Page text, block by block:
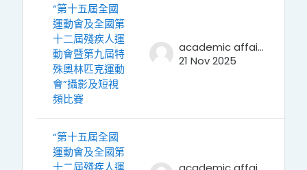
“第十五屆全國
運動會及全國第
十二屆殘疾人運
動會暨第九屆特
殊奧林匹克運動
會”攝影及短視
頻比賽
academic affairs
21 Nov 2025
“第十五屆全國
運動會及全國第
十二屆殘疾人運